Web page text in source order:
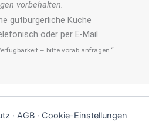
vorbehalten.
gutbürgerliche Küche
oder per E-Mail
– bitte vorab anfragen.“
· AGB · Cookie-Einstellungen